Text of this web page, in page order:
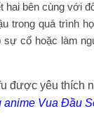
bên cùng với
trong quá trình
cố hoặc làm
anime Vua Đầu